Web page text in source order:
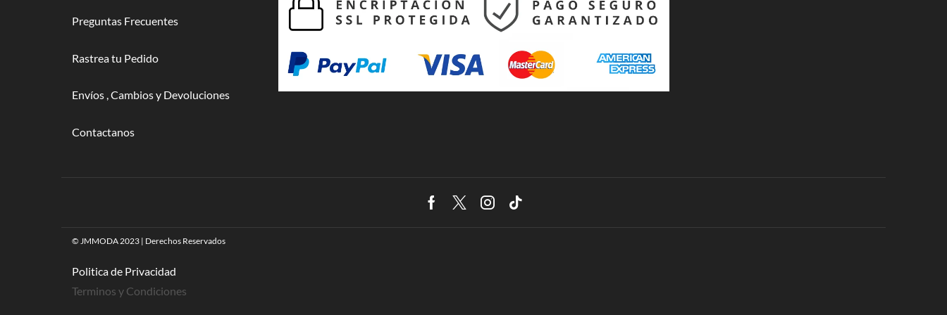
Preguntas Frecuentes
Rastrea tu Pedido
Envíos , Cambios y Devoluciones
Contactanos
Facebook
TwitterInstagram
Tik-
© JMMODA 2023 | Derechos Reservados
Politica de Privacidad
Terminos y Condiciones